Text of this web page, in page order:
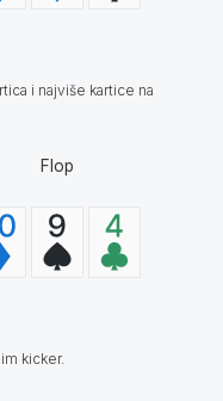
i najviše kartice na
Flop
kicker.